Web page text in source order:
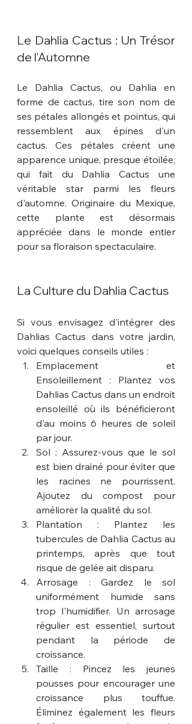
Le Dahlia Cactus : Un Trésor
de l'Automne
Le Dahlia Cactus, ou Dahlia en
forme de cactus, tire son nom de
ses pétales allongés et pointus, qui
ressemblent aux épines d'un
cactus. Ces pétales créent une
apparence unique, presque étoilée,
qui fait du Dahlia Cactus une
véritable star parmi les fleurs
d'automne. Originaire du Mexique,
cette plante est désormais
appréciée dans le monde entier
pour sa floraison spectaculaire.
La Culture du Dahlia Cactus
Si vous envisagez d'intégrer des
Dahlias Cactus dans votre jardin,
voici quelques conseils utiles :
Emplacement et
Ensoleillement : Plantez vos
Dahlias Cactus dans un endroit
ensoleillé où ils bénéficieront
d'au moins 6 heures de soleil
par jour.
Sol : Assurez-vous que le sol
est bien drainé pour éviter que
les racines ne pourrissent.
Ajoutez du compost pour
améliorer la qualité du sol.
Plantation : Plantez les
tubercules de Dahlia Cactus au
printemps, après que tout
risque de gelée ait disparu.
Arrosage : Gardez le sol
uniformément humide sans
trop l'humidifier. Un arrosage
régulier est essentiel, surtout
pendant la période de
croissance.
Taille : Pincez les jeunes
pousses pour encourager une
croissance plus touffue.
Éliminez également les fleurs